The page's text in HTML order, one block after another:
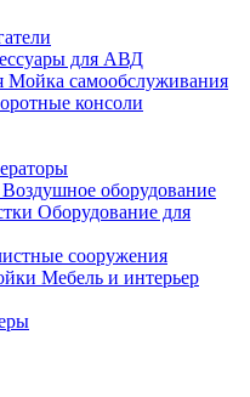
для АВД
Мойка самообслуживания
консоли
Воздушное оборудование
Оборудование для
сооружения
Мебель и интерьер